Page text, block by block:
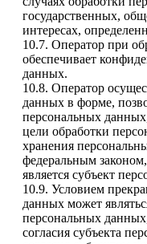
государственных,
интересах,
10.7. Оператор при
обеспечивает
данных.
10.8. Оператор
данных в форме,
персональных
цели обработки
хранения
федеральным
является субъект
10.9. Условием
данных может
персональных
согласия субъекта